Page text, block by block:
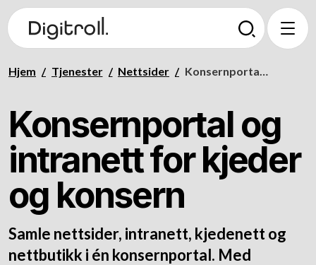
Hjem / Tjenester / Nettsider / Konsernportal og intranett
Konsernportal og
intranett for kjeder
og konsern
Samle nettsider, intranett, kjedenett og
nettbutikk i én konsernportal. Med